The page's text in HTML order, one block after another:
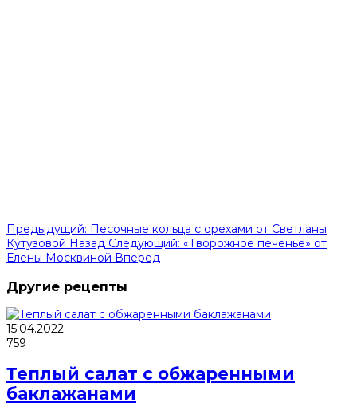
Предыдущий: Песочные кольца с орехами от Светланы
Кутузовой Назад Следующий: «Творожное печенье» от
Елены Москвиной Вперед
Другие рецепты
15.04.2022
759
Теплый салат с обжаренными
баклажанами